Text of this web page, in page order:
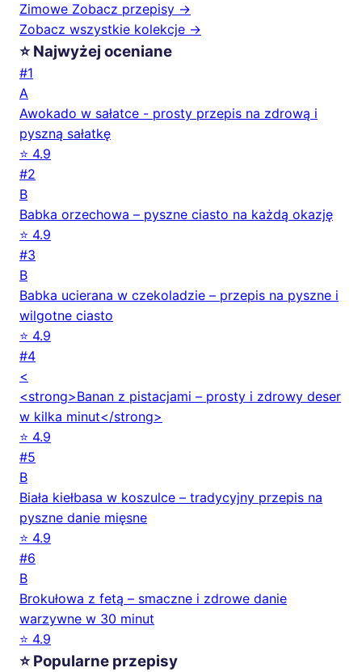
Zimowe Zobacz przepisy →
Zobacz wszystkie kolekcje →
⭐ Najwyżej oceniane
#1
A
Awokado w sałatce - prosty przepis na zdrową i
pyszną sałatkę
⭐ 4.9
#2
B
Babka orzechowa – pyszne ciasto na każdą okazję
⭐ 4.9
#3
B
Babka ucierana w czekoladzie – przepis na pyszne i
wilgotne ciasto
⭐ 4.9
#4
<
<strong>Banan z pistacjami – prosty i zdrowy deser
w kilka minut</strong>
⭐ 4.9
#5
B
Biała kiełbasa w koszulce – tradycyjny przepis na
pyszne danie mięsne
⭐ 4.9
#6
B
Brokułowa z fetą – smaczne i zdrowe danie
warzywne w 30 minut
⭐ 4.9
⭐ Popularne przepisy